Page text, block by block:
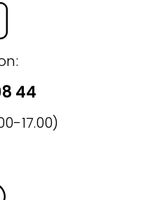
44
17.00)